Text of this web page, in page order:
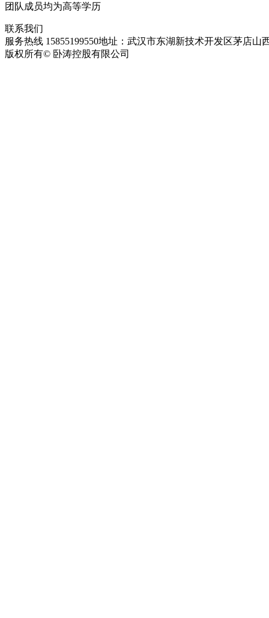
团队成员均为高等学历
联系我们
服务热线 15855199550地址：武汉市东湖新技术开发区茅店山
版权所有© 卧涛控股有限公司